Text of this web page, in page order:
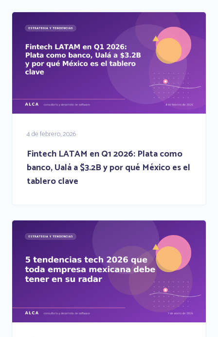
4 de febrero, 2026
Fintech LATAM en Q1 2026: Plata como
banco, Ualá a $3.2B y por qué México es el
tablero clave